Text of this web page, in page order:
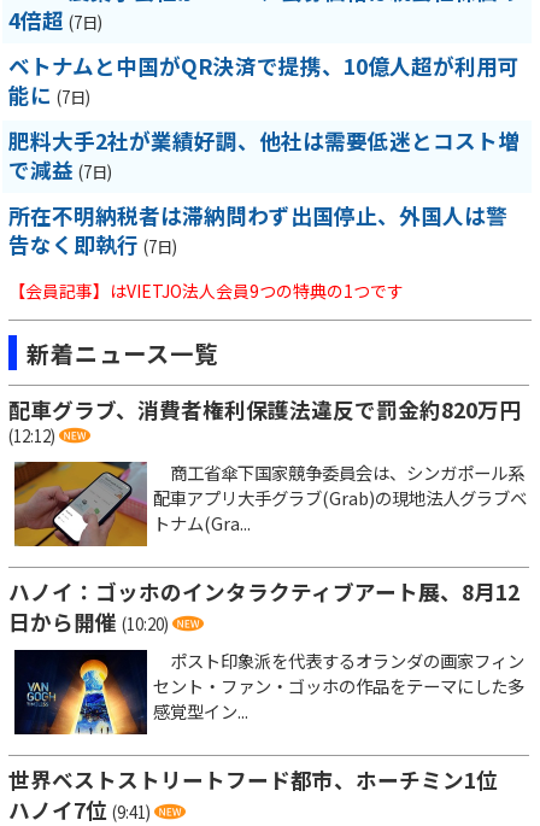
4倍超 (7日)
ベトナムと中国がQR決済で提携、10億人超が利用可
能に (7日)
肥料大手2社が業績好調、他社は需要低迷とコスト増
で減益 (7日)
所在不明納税者は滞納問わず出国停止、外国人は警
告なく即執行 (7日)
【会員記事】はVIETJO法人会員9つの特典の1つです
新着ニュース一覧
配車グラブ、消費者権利保護法違反で罰金約820万円
(12:12)
商工省傘下国家競争委員会は、シンガポール系
配車アプリ大手グラブ(Grab)の現地法人グラブベ
トナム(Gra...
ハノイ：ゴッホのインタラクティブアート展、8月12
日から開催 (10:20)
ポスト印象派を代表するオランダの画家フィン
セント・ファン・ゴッホの作品をテーマにした多
感覚型イン...
世界ベストストリートフード都市、ホーチミン1位
ハノイ7位 (9:41)